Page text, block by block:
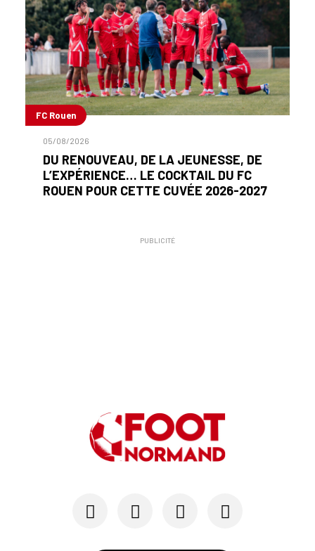
FC Rouen
05/08/2026
DU RENOUVEAU, DE LA JEUNESSE, DE
L’EXPÉRIENCE… LE COCKTAIL DU FC
ROUEN POUR CETTE CUVÉE 2026-2027
PUBLICITÉ